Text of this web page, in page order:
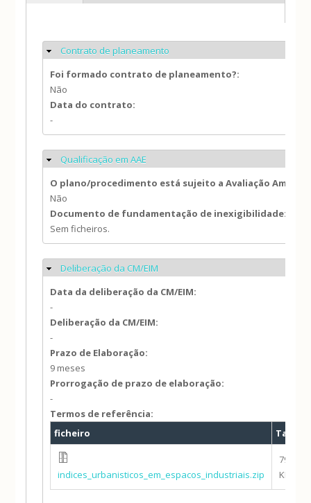
Ocultar
Contrato de planeamento
Foi formado contrato de planeamento?:
Não
Data do contrato:
-
Ocultar
Qualificação em AAE
O plano/procedimento está sujeito a Avaliação
Não
Documento de fundamentação de inexigibilidade:
Sem ficheiros.
Ocultar
Deliberação da CM/EIM
Data da deliberação da CM/EIM:
-
Deliberação da CM/EIM:
-
Prazo de Elaboração:
9 meses
Prorrogação de prazo de elaboração:
-
Termos de referência:
ficheiro
indices_urbanisticos_em_espacos_industriais.zip
796.29
KB